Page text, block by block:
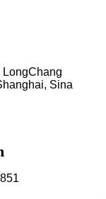
LongChang
Sina